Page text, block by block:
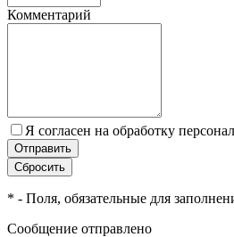
Комментарий
Я согласен на обработку
* - Поля, обязательные для
Сообщение отправлено